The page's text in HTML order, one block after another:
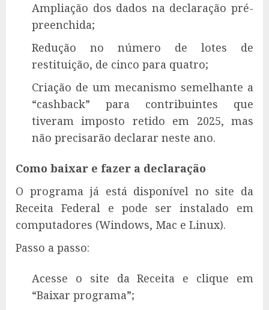
Ampliação dos dados na declaração pré-
preenchida;
Redução no número de lotes de
restituição, de cinco para quatro;
Criação de um mecanismo semelhante a
“cashback” para contribuintes que
tiveram imposto retido em 2025, mas
não precisarão declarar neste ano.
Como baixar e fazer a declaração
O programa já está disponível no site da
Receita Federal e pode ser instalado em
computadores (Windows, Mac e Linux).
Passo a passo:
Acesse o site da Receita e clique em
“Baixar programa”;